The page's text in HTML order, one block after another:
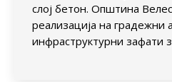
слој бетон. Општина
реализација на градежни
инфраструктурни зафати